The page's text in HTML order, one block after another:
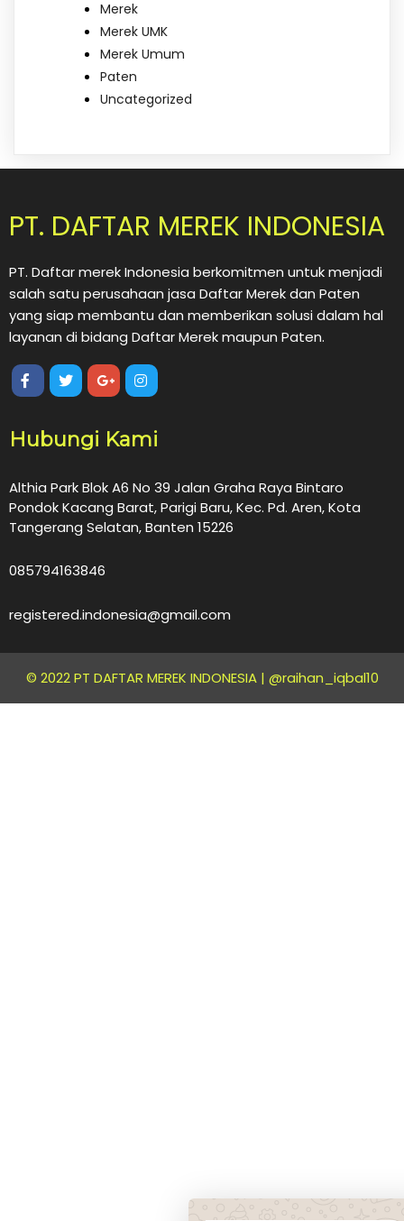
Merek
Merek UMK
Merek Umum
Paten
Uncategorized
PT. DAFTAR MEREK INDONESIA
PT. Daftar merek Indonesia berkomitmen untuk menjadi
salah satu perusahaan jasa Daftar Merek dan Paten
yang siap membantu dan memberikan solusi dalam hal
layanan di bidang Daftar Merek maupun Paten.
Hubungi Kami
Althia Park Blok A6 No 39 Jalan Graha Raya Bintaro
Pondok Kacang Barat, Parigi Baru, Kec. Pd. Aren, Kota
Tangerang Selatan, Banten 15226
085794163846
registered.indonesia@gmail.com
© 2022 PT DAFTAR MEREK INDONESIA | @raihan_iqbal10